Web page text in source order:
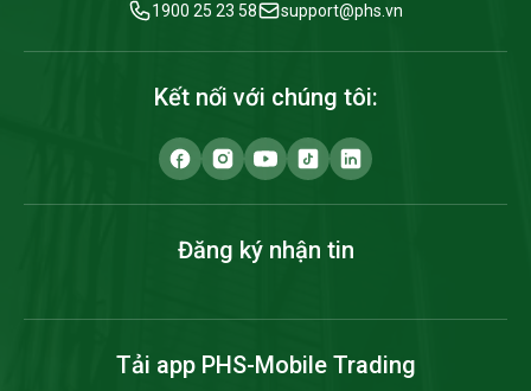
1900 25 23 58 support@phs.vn
Kết nối với chúng tôi:
Đăng ký nhận tin
Tải app PHS-Mobile Trading